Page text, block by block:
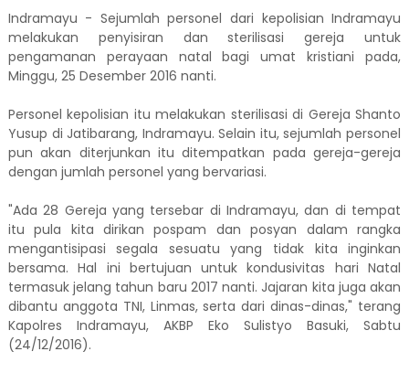
Indramayu - Sejumlah personel dari kepolisian Indramayu
melakukan penyisiran dan sterilisasi gereja untuk
pengamanan perayaan natal bagi umat kristiani pada,
Minggu, 25 Desember 2016 nanti.
Personel kepolisian itu melakukan sterilisasi di Gereja Shanto
Yusup di Jatibarang, Indramayu. Selain itu, sejumlah personel
pun akan diterjunkan itu ditempatkan pada gereja-gereja
dengan jumlah personel yang bervariasi.
"Ada 28 Gereja yang tersebar di Indramayu, dan di tempat
itu pula kita dirikan pospam dan posyan dalam rangka
mengantisipasi segala sesuatu yang tidak kita inginkan
bersama. Hal ini bertujuan untuk kondusivitas hari Natal
termasuk jelang tahun baru 2017 nanti. Jajaran kita juga akan
dibantu anggota TNI, Linmas, serta dari dinas-dinas," terang
Kapolres Indramayu, AKBP Eko Sulistyo Basuki, Sabtu
(24/12/2016).